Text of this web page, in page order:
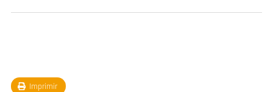
Imprimir